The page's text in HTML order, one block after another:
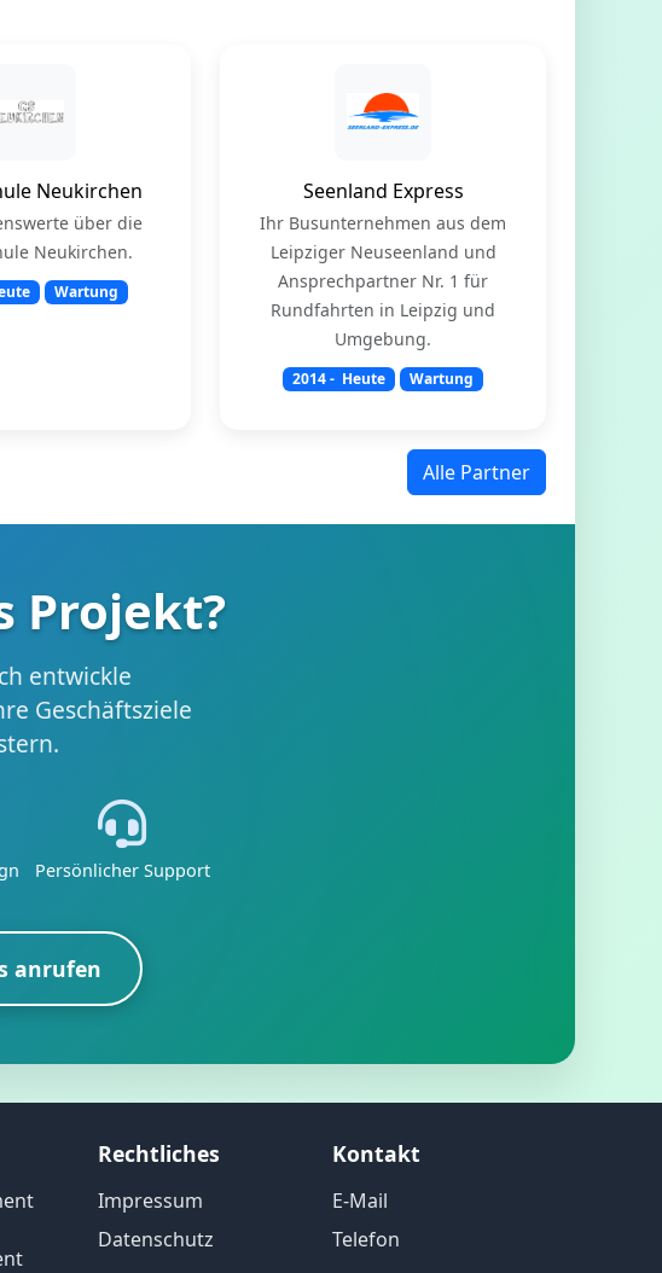
Neukirchen
über die
Neukirchen.
Wartung
Seenland Express
Ihr Busunternehmen aus dem
Leipziger Neuseenland und
Ansprechpartner Nr. 1 für
Rundfahrten in Leipzig und
Umgebung.
2014- Heute Wartung
Alle Partner
Projekt?
entwickle
Geschäftsziele
Persönlicher Support
anrufen
Rechtliches
Impressum
Datenschutz
Kontakt
E-Mail
Telefon